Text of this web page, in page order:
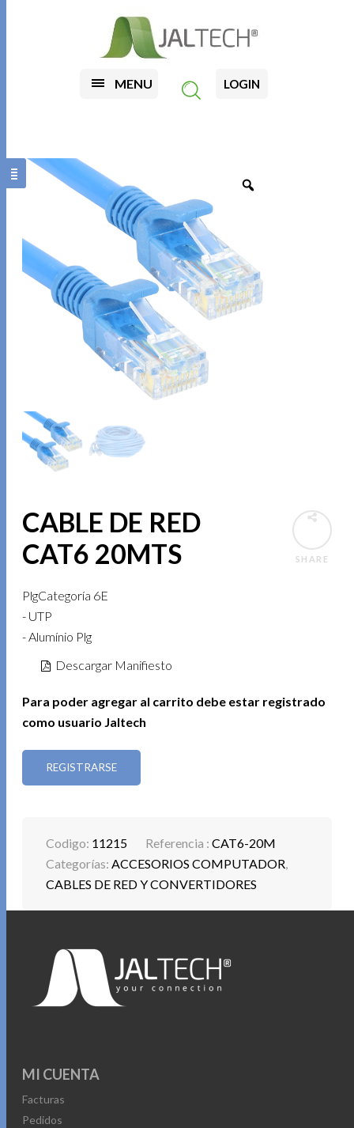
MENU LOGIN
SHARE
CABLE DE RED
CAT6 20MTS
PlgCategoría 6E
- UTP
- Alumínio Plg
Descargar Manifiesto
Para poder agregar al carrito debe estar registrado
como usuario Jaltech
REGISTRARSE
Codigo: 11215 Referencia :CAT6-20M
Categorías:ACCESORIOS COMPUTADOR,
CABLES DE RED Y CONVERTIDORES
MI CUENTA
Facturas
Pedidos